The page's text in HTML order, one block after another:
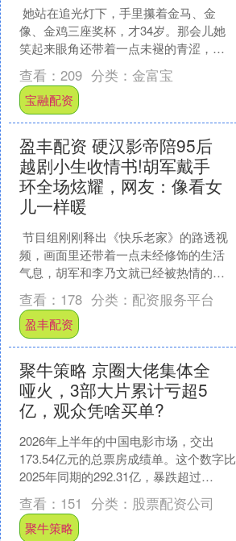
她站在追光灯下，手里攥着金马、金
像、金鸡三座奖杯，才34岁。那会儿她
笑起来眼角还带着一点未褪的青涩，说
话声轻，眼神却像绷着一根弦——是静
秋，是安生，是陈念，是....
查看： 209 分类： 金富宝
宝融配资
盈丰配资 硬汉影帝陪95后
越剧小生收情书!胡军戴手
环全场炫耀，网友：像看女
儿一样暖
节目组刚刚释出《快乐老家》的路透视
频，画面里还带着一点未经修饰的生活
气息，胡军和李乃文就已经被热情的粉
丝堵在无锡剧院门口。没有黑衣保镖提
前清场，也没有助理撑伞....
查看： 178 分类： 配资服务平台
盈丰配资
聚牛策略 京圈大佬集体全
哑火，3部大片累计亏超5
亿，观众凭啥买单?
2026年上半年的中国电影市场，交出
173.54亿元的总票房成绩单。这个数字比
2025年同期的292.31亿，暴跌超过
40%。 市场冷得不正常，但更反常的是
另一....
查看： 151 分类： 股票配资公司
聚牛策略